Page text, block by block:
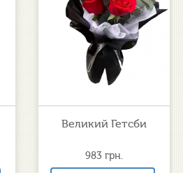
Великий Гетсби
983 грн.